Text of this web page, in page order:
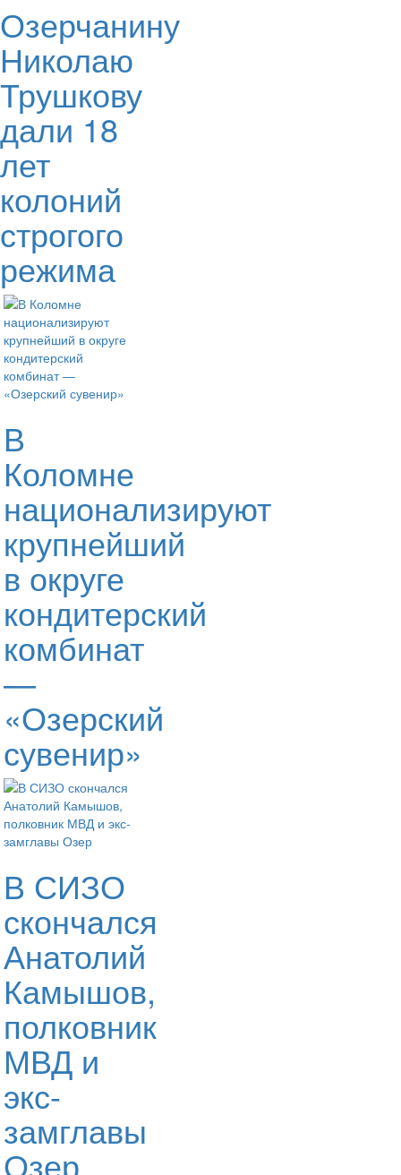
Озерчанину
Николаю
Трушкову
дали 18
лет
колоний
строгого
режима
В
Коломне
национализируют
крупнейший
в округе
кондитерский
комбинат
—
«Озерский
сувенир»
В СИЗО
скончался
Анатолий
Камышов,
полковник
МВД и
экс-
замглавы
Озер